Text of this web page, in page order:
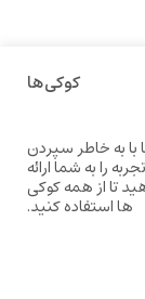
کوکی‌ها
با به خاطر سپردن
را به شما ارائه
تا از همه کوکی
ها استفاده کنید.